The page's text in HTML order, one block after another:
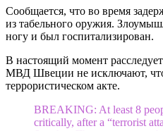
Сообщается, что во время
из табельного оружия.
ногу и был госпитализирован.
В настоящий момент
МВД Швеции не исключают,
террористическом акте.
BREAKING: At least 8
critically, after a “terrorist